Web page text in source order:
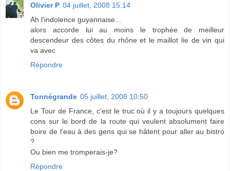
Olivier P 04 juillet, 2008 15:14
Ah l'indolence guyannaise...
alors accorde lui au moins le trophée de meilleur
descendeur des côtes du rhône et le maillot lie de vin qui
va avec
Répondre
Tonnégrande 05 juillet, 2008 10:50
Le Tour de France, c'est le truc où il y a toujours quelques
cons sur le bord de la route qui veulent absolument faire
boire de l'eau à des gens qui se hâtent pour aller au bistro
?
Ou bien me tromperais-je?
Répondre